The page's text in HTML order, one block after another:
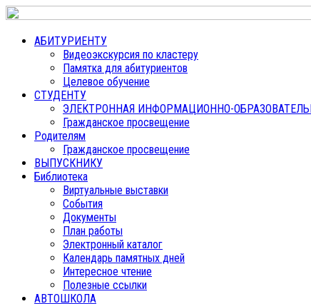
АБИТУРИЕНТУ
Видеоэкскурсия по кластеру
Памятка для абитуриентов
Целевое обучение
СТУДЕНТУ
ЭЛЕКТРОННАЯ ИНФОРМАЦИОННО-
Гражданское просвещение
Родителям
Гражданское просвещение
ВЫПУСКНИКУ
Библиотека
Виртуальные выставки
События
Документы
План работы
Электронный каталог
Календарь памятных дней
Интересное чтение
Полезные ссылки
АВТОШКОЛА